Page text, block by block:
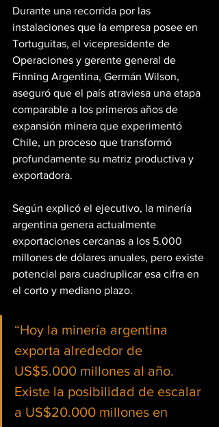
Durante una recorrida por las
instalaciones que la empresa posee en
Tortuguitas, el vicepresidente de
Operaciones y gerente general de
Finning Argentina, Germán Wilson,
aseguró que el país atraviesa una etapa
comparable a los primeros años de
expansión minera que experimentó
Chile, un proceso que transformó
profundamente su matriz productiva y
exportadora.
Según explicó el ejecutivo, la minería
argentina genera actualmente
exportaciones cercanas a los 5.000
millones de dólares anuales, pero existe
potencial para cuadruplicar esa cifra en
el corto y mediano plazo.
“Hoy la minería argentina
exporta alrededor de
US$5.000 millones al año.
Existe la posibilidad de escalar
a US$20.000 millones en